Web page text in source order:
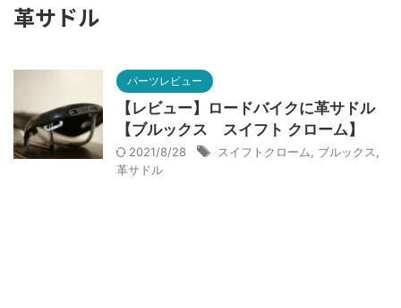
革サドル
パーツレビュー
【レビュー】ロードバイクに革サドル
【ブルックス スイフト クローム】
2021/8/28 スイフトクローム ブルックス
革サドル